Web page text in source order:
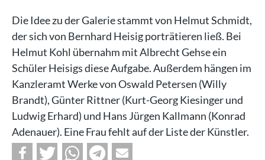
Die Idee zu der Galerie stammt von Helmut Schmidt,
der sich von Bernhard Heisig porträtieren ließ. Bei
Helmut Kohl übernahm mit Albrecht Gehse ein
Schüler Heisigs diese Aufgabe. Außerdem hängen im
Kanzleramt Werke von Oswald Petersen (Willy
Brandt), Günter Rittner (Kurt-Georg Kiesinger und
Ludwig Erhard) und Hans Jürgen Kallmann (Konrad
Adenauer). Eine Frau fehlt auf der Liste der Künstler.